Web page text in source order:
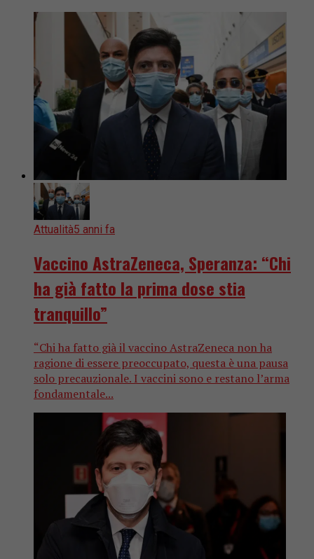
Attualità5 anni fa
Vaccino AstraZeneca, Speranza: “Chi
ha già fatto la prima dose stia
tranquillo”
“Chi ha fatto già il vaccino AstraZeneca non ha
ragione di essere preoccupato, questa è una pausa
solo precauzionale. I vaccini sono e restano l’arma
fondamentale...